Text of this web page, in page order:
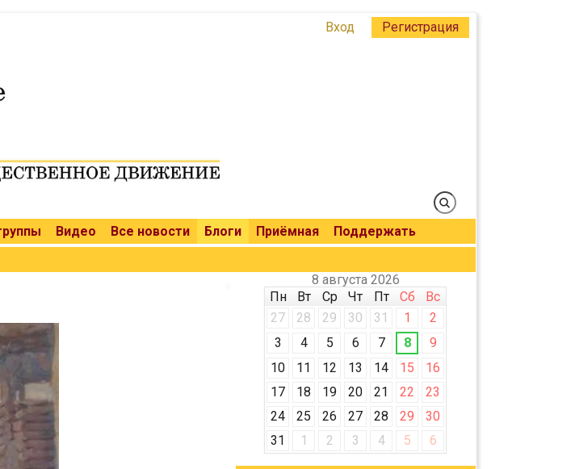
Вход Регистрация
Видео Все новости Блоги Приёмная
Поддержать
8 августа 2026
Пн
Вт Ср Чт Пт Сб
Вс
27
28 29 30 31 1
2
3
4 5 6 7 8
9
10
11 12 13 14 15
16
17
18 19 20 21 22
23
24
25 26 27 28 29
30
31
1 2 3 4 5 6